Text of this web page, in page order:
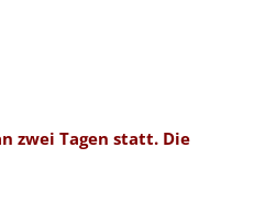
zwei Tagen statt. Die